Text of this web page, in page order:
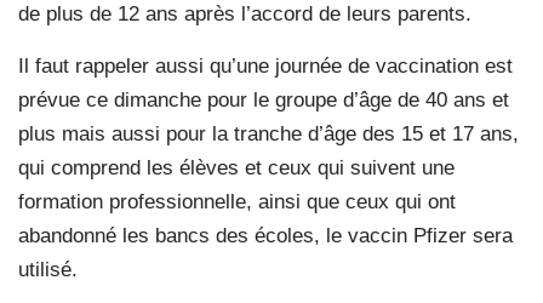
de plus de 12 ans après l’accord de leurs parents.
Il faut rappeler aussi qu’une journée de vaccination est
prévue ce dimanche pour le groupe d’âge de 40 ans et
plus mais aussi pour la tranche d’âge des 15 et 17 ans,
qui comprend les élèves et ceux qui suivent une
formation professionnelle, ainsi que ceux qui ont
abandonné les bancs des écoles, le vaccin Pfizer sera
utilisé.